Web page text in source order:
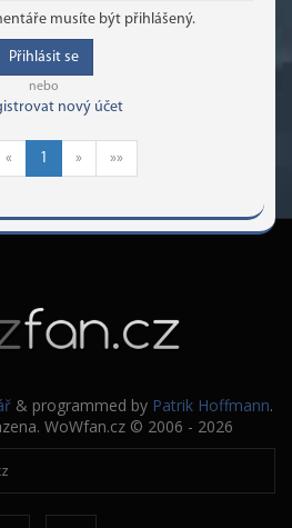
musíte být přihlášený.
Přihlásit se
nebo
nový účet
« 1 » »»
& programmed by Patrik Hoffmann.
WoWfan.cz © 2006 - 2026